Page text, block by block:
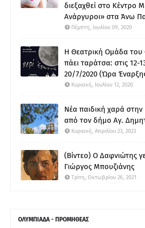
διεξαχθεί στο Κέντρο
Ανάργυροι» στα Άνω
Πέμπτη, Ιουλίου 09, 2020
Η Θεατρική Ομάδα
πάει ταράτσα: στις 12-
20/7/2020 (Ώρα
Κυριακή, Ιουλίου 12, 2020
Νέα παιδική χαρά
από τον δήμο Αγ.
Κυριακή, Απριλίου 23, 2023
(Βίντεο) Ο Δαφνιώτης
Γιώργος Μπουζιάνης
Τρίτη, Οκτωβρίου 26, 2021
ΟΛΥΜΠΙΑΔΑ - ΠΡΟΜΗΘΕΑΣ